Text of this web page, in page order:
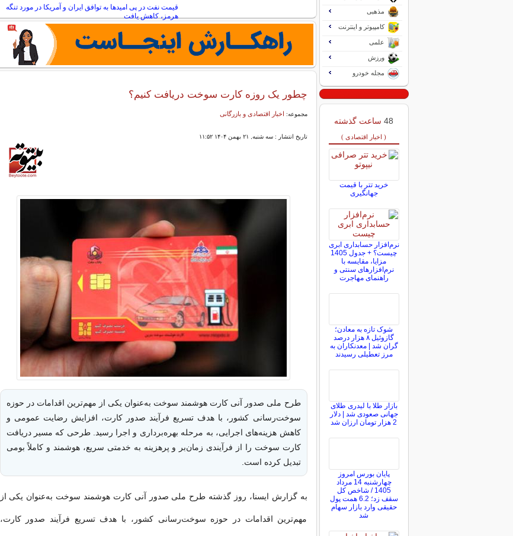
قیمت نفت در پی امیدها به توافق ایران و آمریکا در مورد تنگه
هرمز، کاهش یافت
نحوه محاسبه قیمت نقره دست دوم
چطور یک روزه کارت سوخت دریافت کنیم؟
مجموعه: اخبار اقتصادی و بازرگانی
تاریخ انتشار : سه شنبه, ۲۱ بهمن ۱۴۰۴ ۱۱:۵۲
طرح ملی صدور آنی کارت هوشمند سوخت به‌عنوان یکی از مهم‌ترین اقدامات در حوزه
سوخت‌رسانی کشور، با هدف تسریع فرآیند صدور کارت، افزایش رضایت عمومی و
کاهش هزینه‌های اجرایی، به مرحله بهره‌برداری و اجرا رسید. طرحی که مسیر دریافت
کارت سوخت را از فرآیندی زمان‌بر و پرهزینه به خدمتی سریع، هوشمند و کاملاً بومی
تبدیل کرده است.
به گزارش ایسنا، روز گذشته طرح ملی صدور آنی کارت هوشمند سوخت به‌عنوان یکی از
مهم‌ترین اقدامات در حوزه سوخت‌رسانی کشور، با هدف تسریع فرآیند صدور کارت،
مذهبی
کامپیوتر و اینترنت
علمی
ورزش
مجله خودرو
48 ساعت گذشته
( اخبار اقتصادی )
خرید تتر با قیمت
جهانگیری
نرم‌افزار حسابداری ابری
چیست؟ + جدول 1405
مزایا، مقایسه با
نرم‌افزارهای سنتی و
راهنمای مهاجرت
شوک تازه به معادن؛
گازوئیل ۸ هزار درصد
گران شد | معدنکاران به
مرز تعطیلی رسیدند
بازار طلا با لیدری طلای
جهانی صعودی شد | دلار
2 هزار تومان ارزان شد
پایان بورس امروز
چهارشنبه 14 مرداد
1405 / شاخص کل
سقف زد؛ 6.2 همت پول
حقیقی وارد بازار سهام
شد